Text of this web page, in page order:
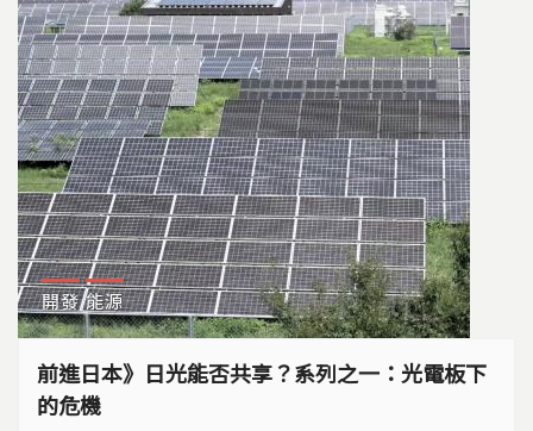
開發 能源
前進日本》日光能否共享？系列之一：光電板下
的危機